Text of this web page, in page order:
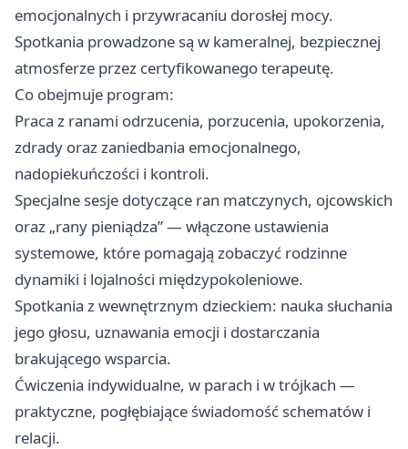
emocjonalnych i przywracaniu dorosłej mocy.
Spotkania prowadzone są w kameralnej, bezpiecznej
atmosferze przez certyfikowanego terapeutę.
Co obejmuje program:
Praca z ranami odrzucenia, porzucenia, upokorzenia,
zdrady oraz zaniedbania emocjonalnego,
nadopiekuńczości i kontroli.
Specjalne sesje dotyczące ran matczynych, ojcowskich
oraz „rany pieniądza” — włączone ustawienia
systemowe, które pomagają zobaczyć rodzinne
dynamiki i lojalności międzypokoleniowe.
Spotkania z wewnętrznym dzieckiem: nauka słuchania
jego głosu, uznawania emocji i dostarczania
brakującego wsparcia.
Ćwiczenia indywidualne, w parach i w trójkach —
praktyczne, pogłębiające świadomość schematów i
relacji.